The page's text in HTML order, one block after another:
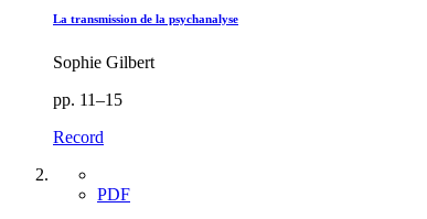
La transmission de la psychanalyse
Sophie Gilbert
pp. 11–15
Record
PDF